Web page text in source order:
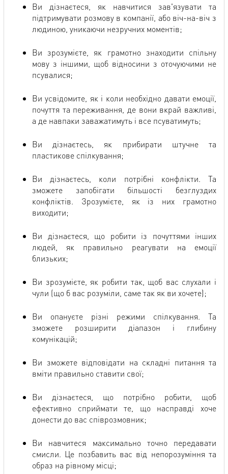
Ви дізнаєтеся, як навчитися зав'язувати та
підтримувати розмову в компанії, або віч-на-віч з
людиною, уникаючи незручних моментів;
Ви зрозумієте, як грамотно знаходити спільну
мову з іншими, щоб відносини з оточуючими не
псувалися;
Ви усвідомите, як і коли необхідно давати емоції,
почуття та переживання, де вони вкрай важливі,
а де навпаки заважатимуть і все псуватимуть;
Ви дізнаєтесь, як прибирати штучне та
пластикове спілкування;
Ви дізнаєтесь, коли потрібні конфлікти. Та
зможете запобігати більшості безглуздих
конфліктів. Зрозумієте, як із них грамотно
виходити;
Ви дізнаєтеся, що робити із почуттями інших
людей, як правильно реагувати на емоції
близьких;
Ви зрозумієте, як робити так, щоб вас слухали і
чули (що б вас розуміли, саме так як ви хочете);
Ви опануєте різні режими спілкування. Та
зможете розширити діапазон і глибину
комунікацій;
Ви зможете відповідати на складні питання та
вміти правильно ставити свої;
Ви дізнаєтеся, що потрібно робити, щоб
ефективно сприймати те, що насправді хоче
донести до вас співрозмовник;
Ви навчитеся максимально точно передавати
смисли. Це позбавить вас від непорозуміння та
образ на рівному місці;